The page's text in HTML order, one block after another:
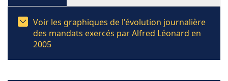
Voir les graphiques de l'évolution journalière
des mandats exercés par Alfred Léonard en
2005